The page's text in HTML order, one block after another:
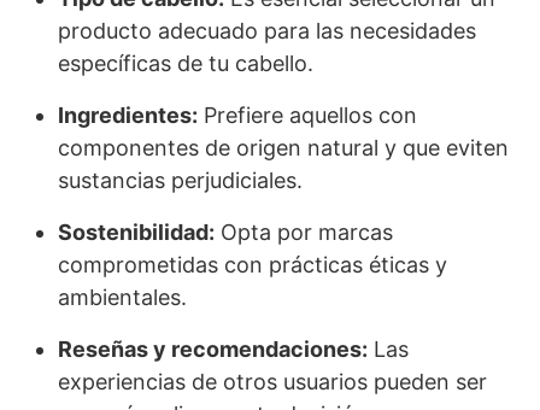
producto adecuado para las necesidades
específicas de tu cabello.
Ingredientes: Prefiere aquellos con
componentes de origen natural y que eviten
sustancias perjudiciales.
Sostenibilidad: Opta por marcas
comprometidas con prácticas éticas y
ambientales.
Reseñas y recomendaciones: Las
experiencias de otros usuarios pueden ser